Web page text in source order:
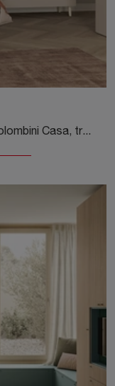
Con questa cameretta Golf Y117 Colombini Casa, tra le soluzioni componibili, potrai arredare stanze moderne per ragazzi.